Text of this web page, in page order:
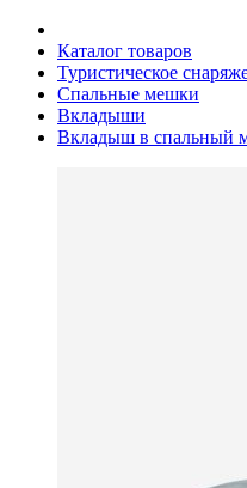
Каталог товаров
Туристическое
Спальные мешки
Вкладыши
Вкладыш в спальный